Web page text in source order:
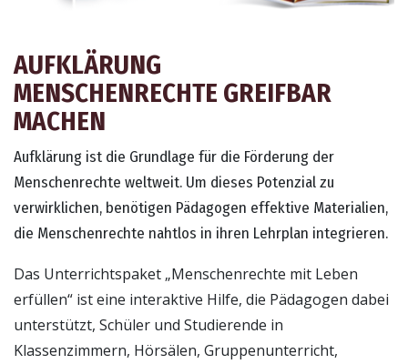
AUFKLÄRUNG
MENSCHENRECHTE GREIFBAR
MACHEN
Aufklärung ist die Grundlage für die Förderung der
Menschenrechte weltweit. Um dieses Potenzial zu
verwirklichen, benötigen Pädagogen effektive Materialien,
die Menschenrechte nahtlos in ihren Lehrplan integrieren.
Das Unterrichtspaket „Menschenrechte mit Leben
erfüllen“ ist eine interaktive Hilfe, die Pädagogen dabei
unterstützt, Schüler und Studierende in
Klassenzimmern, Hörsälen, Gruppenunterricht,